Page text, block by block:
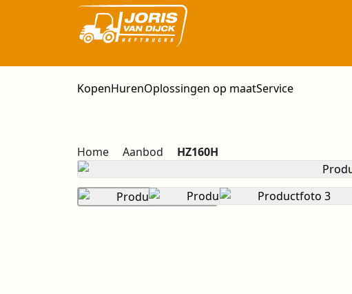
KopenHurenOplossingen op maatService
Home Aanbod HZ160H